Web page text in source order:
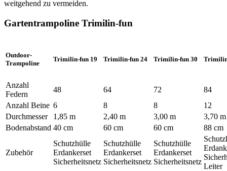
weitgehend zu vermeiden.
Gartentrampoline Trimilin-fun
Outdoor-
Trampoline
Trimilin-fun 19 Trimilin-fun 24 Trimilin-fun 30
Anzahl
Federn
48 64 72
84
Anzahl Beine 6 8 8
12
Durchmesser
1,85 m 2,40 m 3,00 m
3,70 m
Bodenabstand 40 cm 60 cm 60 cm 88 cm
Zubehör
Schutzhülle
Erdankerset
Sicherheitsnetz
Schutzhülle
Erdankerset
Sicherheitsnetz
Schutzhülle
Erdankerset
Sicherheitsnetz
Leiter